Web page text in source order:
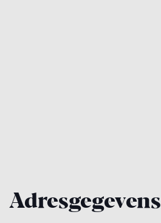
Adresgegevens